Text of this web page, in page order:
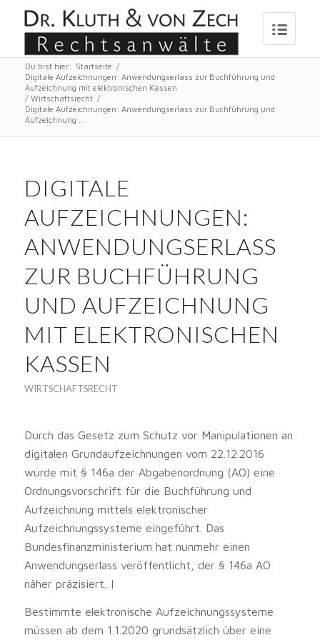
Du bist hier: Startseite
/
Digitale Aufzeichnungen: Anwendungserlass zur Buchführung und
Aufzeichnung mit elektronischen Kassen
/ Wirtschaftsrecht /
Digitale Aufzeichnungen: Anwendungserlass zur Buchführung und
Aufzeichnung ...
DIGITALE
AUFZEICHNUNGEN:
ANWENDUNGSERLASS
ZUR BUCHFÜHRUNG
UND AUFZEICHNUNG
MIT ELEKTRONISCHEN
KASSEN
WIRTSCHAFTSRECHT
Durch das Gesetz zum Schutz vor Manipulationen an
digitalen Grundaufzeichnungen vom 22.12.2016
wurde mit § 146a der Abgabenordnung (AO) eine
Ordnungsvorschrift für die Buchführung und
Aufzeichnung mittels elektronischer
Aufzeichnungssysteme eingeführt. Das
Bundesfinanzministerium hat nunmehr einen
Anwendungserlass veröffentlicht, der § 146a AO
näher präzisiert. |
Bestimmte elektronische Aufzeichnungssysteme
müssen ab dem 1.1.2020 grundsätzlich über eine